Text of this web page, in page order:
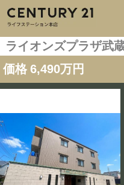
ライオンズプラザ武
価格 6,490万円